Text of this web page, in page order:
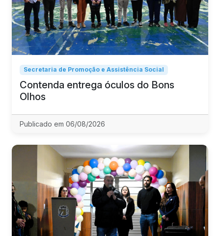
Secretaria de Promoção e Assistência Social
Contenda entrega óculos do Bons
Olhos
Publicado em 06/08/2026